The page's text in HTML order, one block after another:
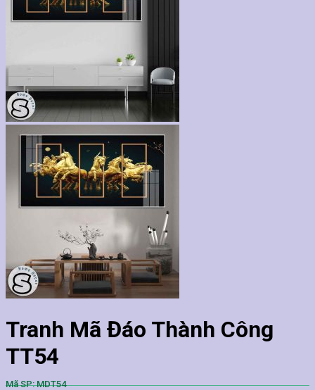
Tranh Mã Đáo Thành Công
TT54
Mã SP: MDT54